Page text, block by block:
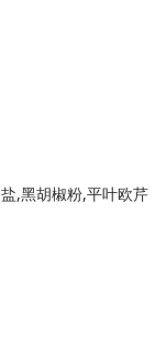
,黑胡椒粉,平叶欧芹